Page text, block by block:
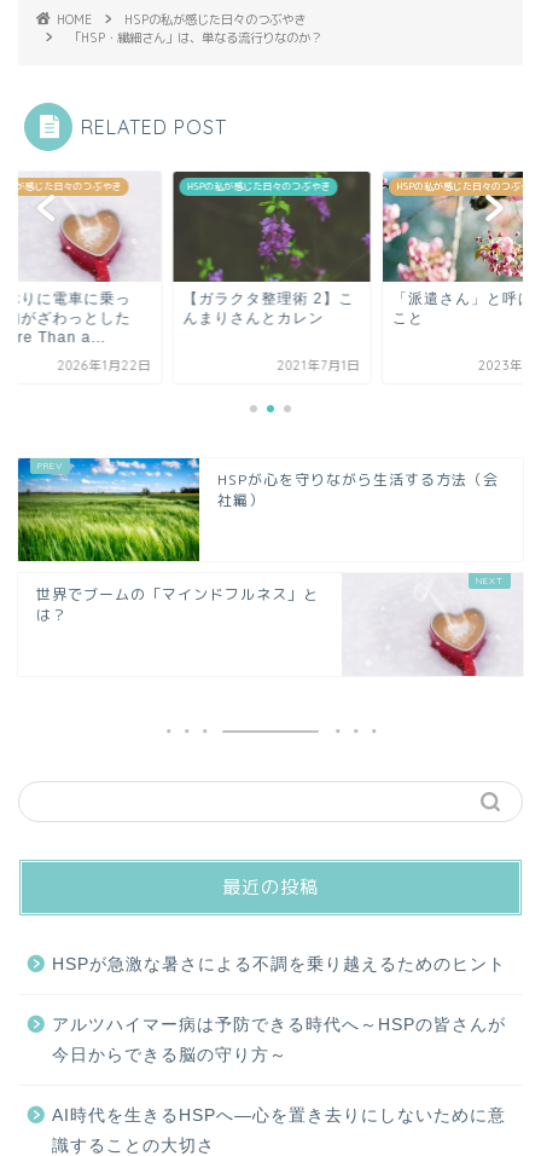
HOME
HSPの私が感じた日々のつぶやき
「HSP・繊細さん」は、単なる流行りなのか？
RELATED POST
HSPの私が感じた日々のつぶやき
ガラクタ整理術 2】こ
まりさんとカレン
2021年7月1日
HSPの私が感じた日々のつぶやき
「派遣さん」と呼ばれる
こと
2023年3月16日
HSPの私が感じた日々のつ
久しぶりに電車
て、胸がざわっ
2026
HSPが心を守りながら生活する方法（会
社編）
世界でブームの「マインドフルネス」と
は？
最近の投稿
HSPが急激な暑さによる不調を乗り越えるためのヒント
アルツハイマー病は予防できる時代へ～HSPの皆さんが
今日からできる脳の守り方～
AI時代を生きるHSPへ―心を置き去りにしないために意
識することの大切さ